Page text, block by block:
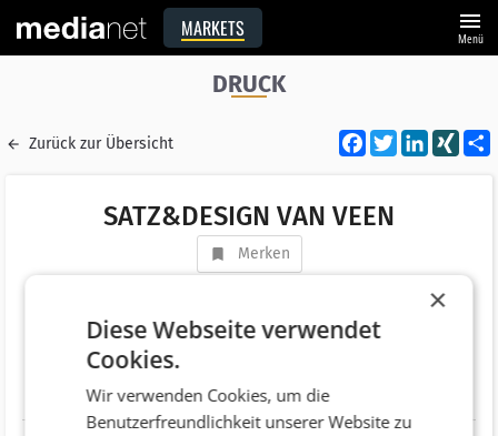
MARKETS menu
Menü
DRUCK
Zurück zur Übersicht Facebook
Twitter XING
SATZ&DESIGN VAN VEEN
Merken
AT 3495 Rohrendorf
Telefonnummer +43 (2732) 75277
Website http://www.vanveen.at
×
Diese Webseite verwendet
Cookies.
Wir verwenden Cookies, um die
Benutzerfreundlichkeit unserer Website zu